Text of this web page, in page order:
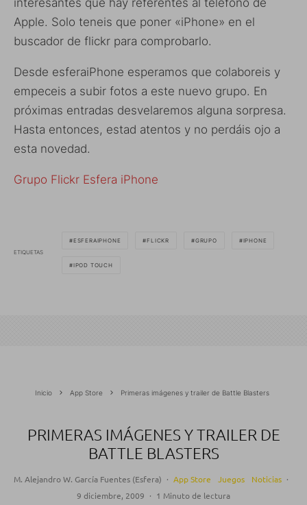
Apple. Solo teneis que poner «iPhone» en el
buscador de flickr para comprobarlo.
Desde esferaiPhone esperamos que colaboreis y
empeceis a subir fotos a este nuevo grupo. En
próximas entradas desvelaremos alguna sorpresa.
Hasta entonces, estad atentos y no perdáis ojo a
esta novedad.
Grupo Flickr Esfera iPhone
ETIQUETAS
ESFERAIPHONE FLICKR GRUPO IPHONE
IPOD TOUCH
Inicio App Store Primeras imágenes y trailer de Battle Blasters
PRIMERAS IMÁGENES Y TRAILER DE
BATTLE BLASTERS
M. Alejandro W. García Fuentes (Esfera) · App Store Juegos Noticias ·
9 diciembre, 2009 · 1 Minuto de lectura